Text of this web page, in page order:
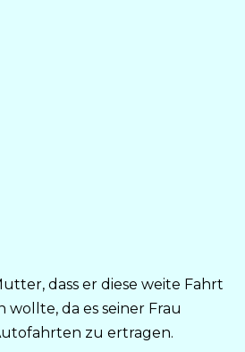
dass er diese weite Fahrt
da es seiner Frau
zu ertragen.